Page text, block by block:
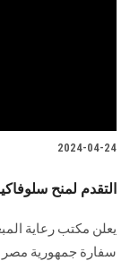
2024-04-24
التقدم لمنح
يعلن مكتب رعاية
‏سفارة جمهورية مصر